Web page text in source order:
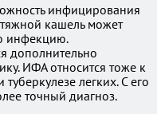
инфицирования
кашель может
инфекцию.
дополнительно
ИФА относится тоже к
легких. С его
точный диагноз.